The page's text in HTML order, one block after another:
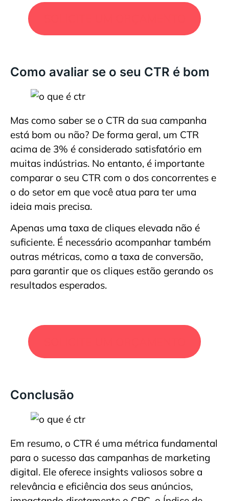
Como avaliar se o seu CTR é bom
Mas como saber se o CTR da sua campanha
está bom ou não? De forma geral, um CTR
acima de 3% é considerado satisfatório em
muitas indústrias. No entanto, é importante
comparar o seu CTR com o dos concorrentes e
o do setor em que você atua para ter uma
ideia mais precisa.
Apenas uma taxa de cliques elevada não é
suficiente. É necessário acompanhar também
outras métricas, como a taxa de conversão,
para garantir que os cliques estão gerando os
resultados esperados.
Conclusão
Em resumo, o CTR é uma métrica fundamental
para o sucesso das campanhas de marketing
digital. Ele oferece insights valiosos sobre a
relevância e eficiência dos seus anúncios,